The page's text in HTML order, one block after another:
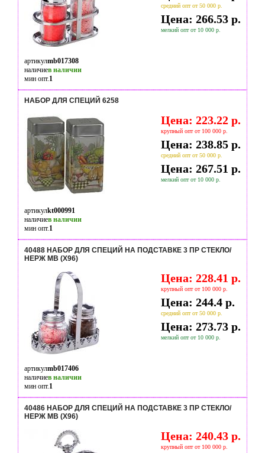
средний опт от 50 000 р.
Цена: 266.53 р.
мелкий опт от 10 000 р.
артикулmb017308
наличиев наличии
мин опт.1
НАБОР ДЛЯ СПЕЦИЙ 6258
Цена: 223.22 р.
крупный опт от 100 000 р.
Цена: 238.85 р.
средний опт от 50 000 р.
Цена: 267.51 р.
мелкий опт от 10 000 р.
артикулkt000991
наличиев наличии
мин опт.1
40488 НАБОР ДЛЯ СПЕЦИЙ НА ПОДСТАВКЕ 3 ПР СТЕКЛО/
НЕРЖ MB (Х96)
Цена: 228.41 р.
крупный опт от 100 000 р.
Цена: 244.4 р.
средний опт от 50 000 р.
Цена: 273.73 р.
мелкий опт от 10 000 р.
артикулmb017406
наличиев наличии
мин опт.1
40486 НАБОР ДЛЯ СПЕЦИЙ НА ПОДСТАВКЕ 3 ПР СТЕКЛО/
НЕРЖ MB (Х96)
Цена: 240.43 р.
крупный опт от 100 000 р.